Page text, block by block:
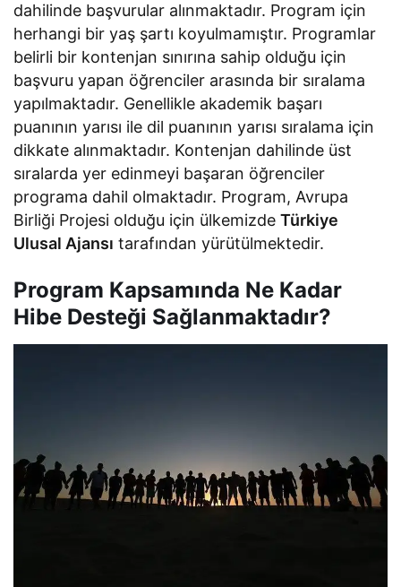
dahilinde başvurular alınmaktadır. Program için
herhangi bir yaş şartı koyulmamıştır. Programlar
belirli bir kontenjan sınırına sahip olduğu için
başvuru yapan öğrenciler arasında bir sıralama
yapılmaktadır. Genellikle akademik başarı
puanının yarısı ile dil puanının yarısı sıralama için
dikkate alınmaktadır. Kontenjan dahilinde üst
sıralarda yer edinmeyi başaran öğrenciler
programa dahil olmaktadır. Program, Avrupa
Birliği Projesi olduğu için ülkemizdeTürkiye
Ulusal Ajansı tarafından yürütülmektedir.
Program Kapsamında Ne Kadar
Hibe Desteği Sağlanmaktadır?